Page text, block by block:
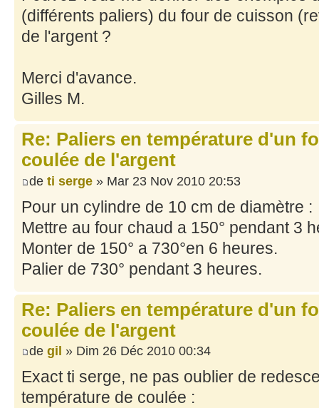
(différents paliers) du four de cuisson
de l'argent ?
Merci d'avance.
Gilles M.
Re: Paliers en température d'un
coulée de l'argent
de ti serge » Mar 23 Nov 2010 20:53
Pour un cylindre de 10 cm de diamètre :
Mettre au four chaud a 150° pendant 3
Monter de 150° a 730°en 6 heures.
Palier de 730° pendant 3 heures.
Re: Paliers en température d'un
coulée de l'argent
de gil » Dim 26 Déc 2010 00:34
Exact ti serge, ne pas oublier de
température de coulée :